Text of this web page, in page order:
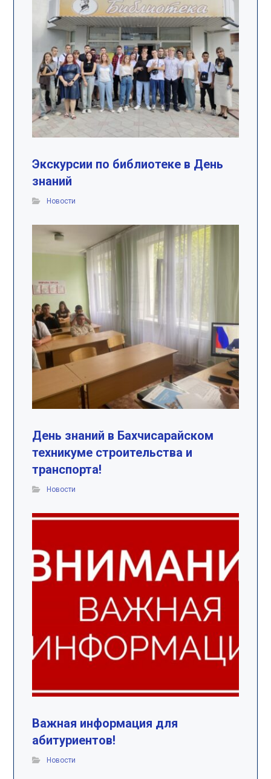
Экскурсии по библиотеке в День
знаний
Новости
День знаний в Бахчисарайском
техникуме строительства и
транспорта!
Новости
Важная информация для
абитуриентов!
Новости